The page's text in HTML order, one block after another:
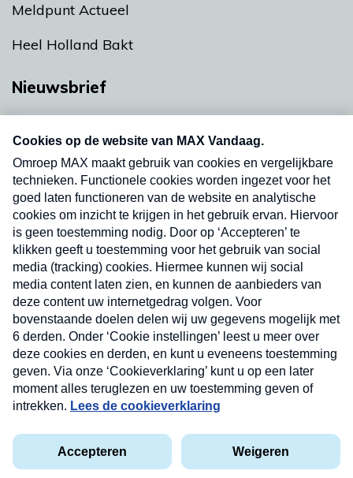
Meldpunt Actueel
Heel Holland Bakt
Nieuwsbrief
nieuwsbrief. Elke vrijdag- en dinsdagochtend in
uw mailbox.
Verzend
Privacyverklaring
Cookieverklaring
Kwetsbaarheid melden
Nieuwsbrief
Neem hier een gratis abonnement op onze
nieuwsbrief. Elke vrijdag- en dinsdagochtend in uw